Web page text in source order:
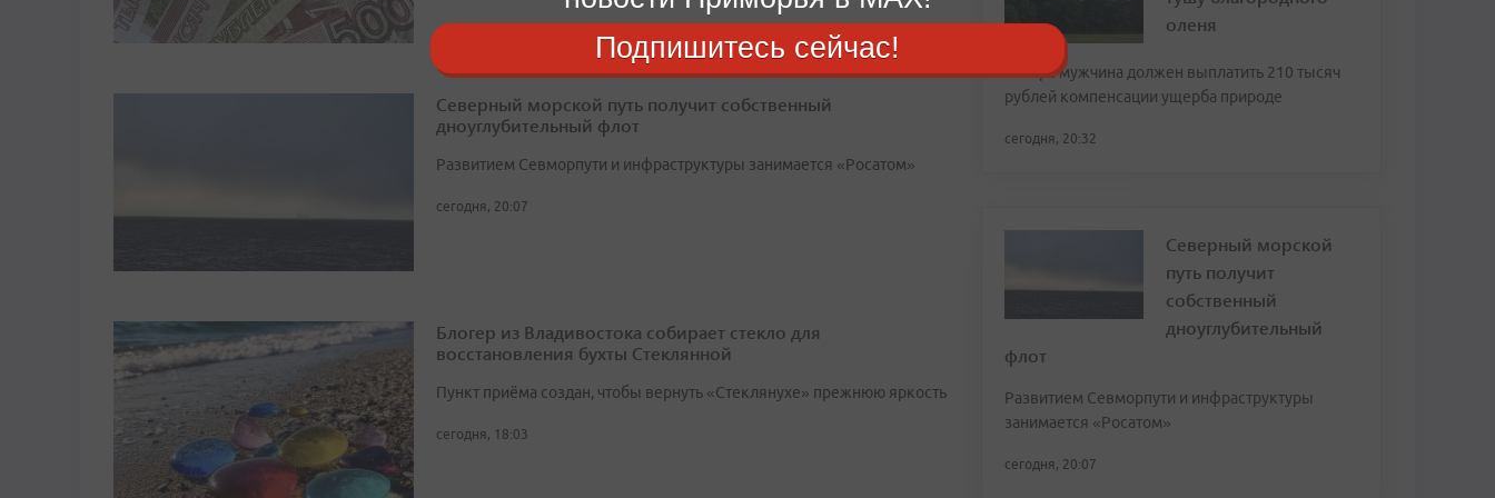
Северный морской путь получит собственный
дноуглубительный флот
Развитием Севморпути и инфраструктуры занимается «Росатом»
сегодня, 20:07
Блогер из Владивостока собирает стекло для
восстановления бухты Стеклянной
Пункт приёма создан, чтобы вернуть «Стеклянухе» прежнюю яркость
сегодня, 18:03
оленя
Теперь мужчина должен выплатить 210 тысяч
рублей компенсации ущерба природе
сегодня, 20:32
Северный морской
путь получит
собственный
дноуглубительный
флот
Развитием Севморпути и инфраструктуры
занимается «Росатом»
сегодня, 20:07
Подпишитесь сейчас!